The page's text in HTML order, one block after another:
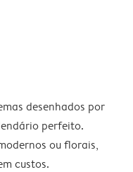
desenhados por
perfeito.
ou florais,
custos.